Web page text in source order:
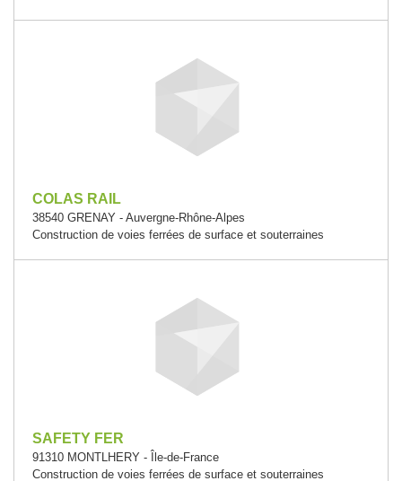
COLAS RAIL
38540 GRENAY - Auvergne-Rhône-Alpes
Construction de voies ferrées de surface et souterraines
SAFETY FER
91310 MONTLHERY - Île-de-France
Construction de voies ferrées de surface et souterraines